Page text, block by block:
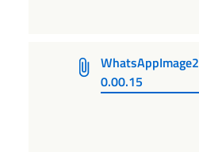
0.00.15